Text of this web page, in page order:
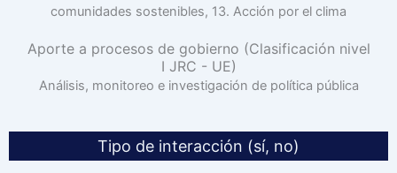
comunidades sostenibles, 13. Acción por el clima
Aporte a procesos de gobierno (Clasificación nivel
I JRC - UE)
Análisis, monitoreo e investigación de política pública
Tipo de interacción (sí, no)